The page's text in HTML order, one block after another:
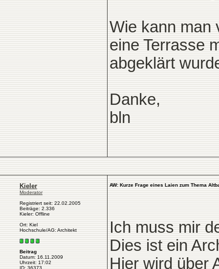
Wie kann man
eine Terrasse
abgeklärt
Danke,
bln
Kieler
Moderator
Registriert seit: 22.02.2005
Beiträge: 2.336
Kieler: Offline
Ort: Kiel
Hochschule/AG: Architekt
Beitrag
Datum: 16.11.2009
Uhrzeit: 17:02
AW: Kurze Frage eines Laien zum Thema
Ich muss mir
Dies ist ein
Hier wird über